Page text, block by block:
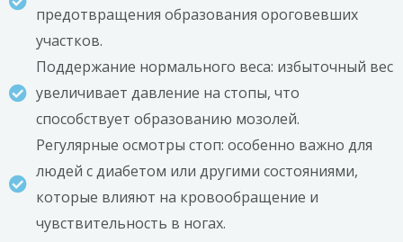
предотвращения образования ороговевших
участков.
Поддержание нормального веса: избыточный вес
увеличивает давление на стопы, что
способствует образованию мозолей.
Регулярные осмотры стоп: особенно важно для
людей с диабетом или другими состояниями,
которые влияют на кровообращение и
чувствительность в ногах.